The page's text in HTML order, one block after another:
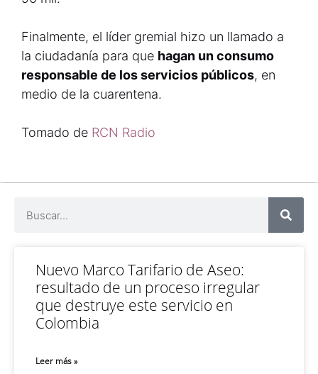
Finalmente, el líder gremial hizo un llamado a
la ciudadanía para que hagan un consumo
responsable de los servicios públicos, en
medio de la cuarentena.
Tomado de RCN Radio
Nuevo Marco Tarifario de Aseo:
resultado de un proceso irregular
que destruye este servicio en
Colombia
Leer más »